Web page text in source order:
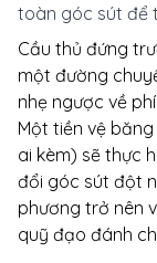
toàn góc sút để
Cầu thủ đứng
một đường
nhẹ ngược về
Một tiền vệ
ai kèm) sẽ thực
đổi góc sút đột
phương trở nên
quỹ đạo đánh